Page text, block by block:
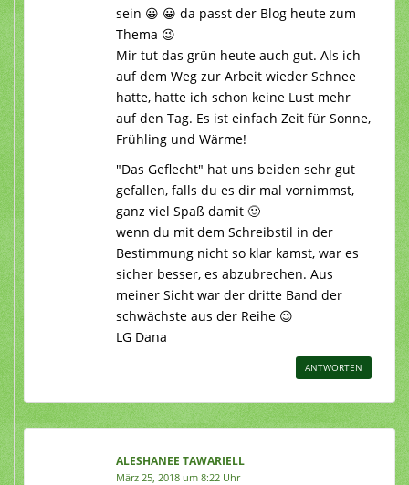
sein 😀 😀 da passt der Blog heute zum
Thema 😉
Mir tut das grün heute auch gut. Als ich
auf dem Weg zur Arbeit wieder Schnee
hatte, hatte ich schon keine Lust mehr
auf den Tag. Es ist einfach Zeit für Sonne,
Frühling und Wärme!
"Das Geflecht" hat uns beiden sehr gut
gefallen, falls du es dir mal vornimmst,
ganz viel Spaß damit 🙂
wenn du mit dem Schreibstil in der
Bestimmung nicht so klar kamst, war es
sicher besser, es abzubrechen. Aus
meiner Sicht war der dritte Band der
schwächste aus der Reihe 😉
LG Dana
ANTWORTEN
ALESHANEE TAWARIELL
März 25, 2018 um 8:22 Uhr